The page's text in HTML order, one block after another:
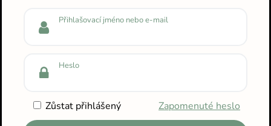
Přihlašovací jméno nebo e-mail
Heslo
Zůstat přihlášený Zapomenuté heslo